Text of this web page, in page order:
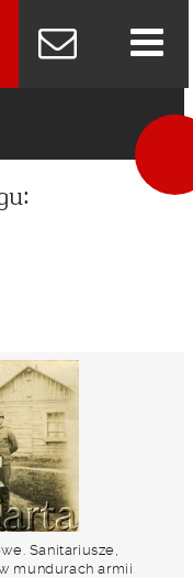
Sanitariusze,
mundurach armii